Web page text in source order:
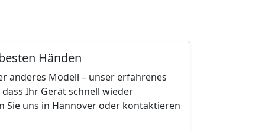
Händen
anderes Modell – unser erfahrenes
Ihr Gerät schnell wieder
Sie uns in Hannover oder kontaktieren